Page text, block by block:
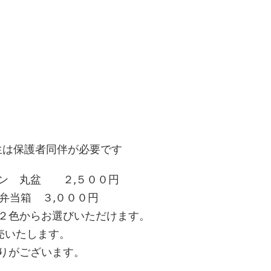
護者同伴が必要です
イン 丸盆 ２,５００円
箱 ３,０００円
からお選びいただけます。
たします。
ございます。